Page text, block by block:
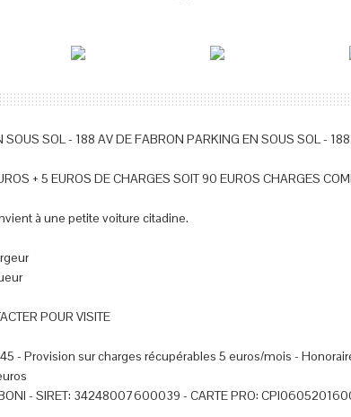
SOUS SOL - 188 AV DE FABRON PARKING EN SOUS SOL -
+ 5 EUROS DE CHARGES SOIT 90 EUROS CHARGES
à une petite voiture citadine.
POUR VISITE
- Provision sur charges récupérables 5 euros/mois -
- SIRET: 34248007600039 - CARTE PRO: